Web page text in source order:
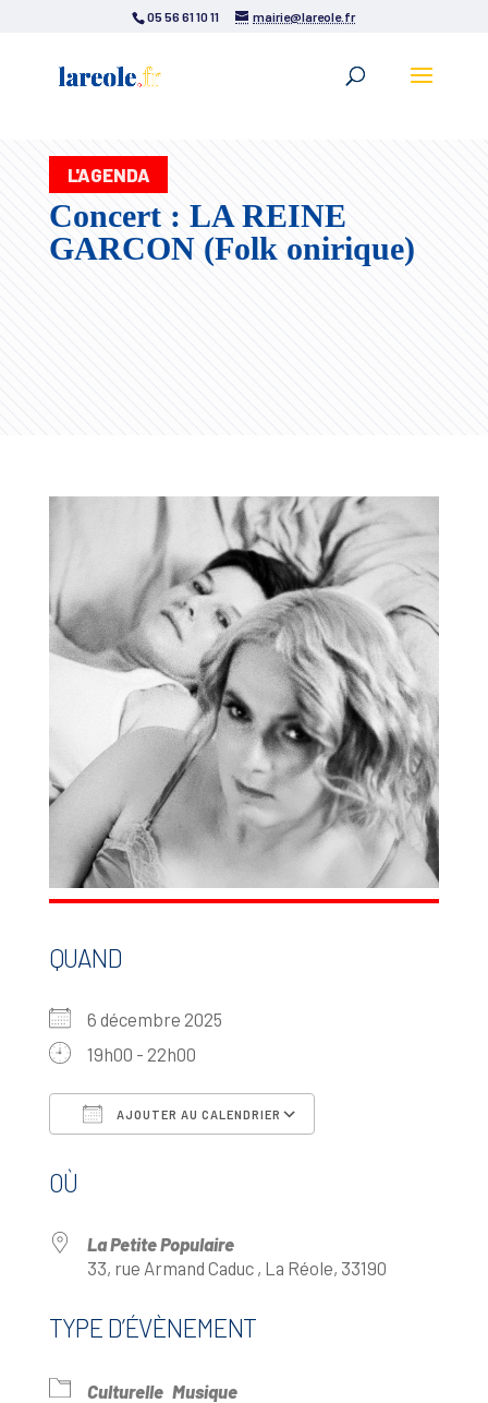
05 56 61 10 11 mairie@lareole.fr
L'AGENDA
Concert : LA REINE
GARCON (Folk onirique)
QUAND
6 décembre 2025
19h00 - 22h00
AJOUTER AU CALENDRIER
OÙ
La Petite Populaire
33, rue Armand Caduc , La Réole, 33190
TYPE D’ÉVÈNEMENT
Culturelle Musique